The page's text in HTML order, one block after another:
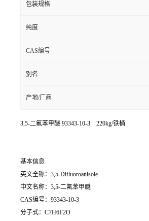
包装规格
纯度
CAS编号
别名
产地/厂商
3,5-二氟苯甲醚 93343-10-3 220kg/铁桶
基本信息
英文全称：3,5-Difluoroanisole
中文名称：3,5-二氟苯甲醚
CAS编号：93343-10-3
分子式：C7H6F2O